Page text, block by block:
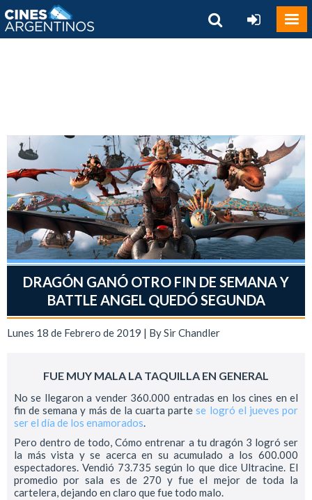
DRAGÓN GANÓ OTRO FIN DE SEMANA Y
BATTLE ANGEL QUEDÓ SEGUNDA
Lunes 18 de Febrero de 2019 | BySir Chandler
FUE MUY MALA LA TAQUILLA EN GENERAL
No se llegaron a vender 360.000 entradas en los cines en el
fin de semana y más de la cuarta partese logró el jueves por
ser el día de los enamorados.
Pero dentro de todo, Cómo entrenar a tu dragón 3 logró ser
la más vista y se acerca en su acumulado a los 600.000
espectadores. Vendió 73.735 según lo que dice Ultracine. El
promedio por sala es de 270 y fue el mejor de toda la
cartelera, dejando en claro que fue todo malo.